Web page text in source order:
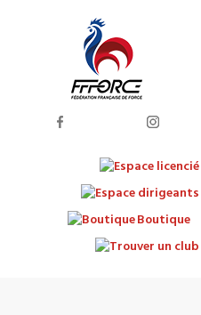
Boutique